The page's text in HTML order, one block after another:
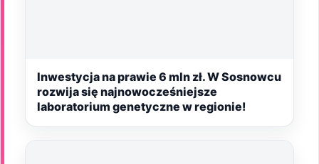
Inwestycja na prawie 6 mln zł. W Sosnowcu
rozwija się najnowocześniejsze
laboratorium genetyczne w regionie!